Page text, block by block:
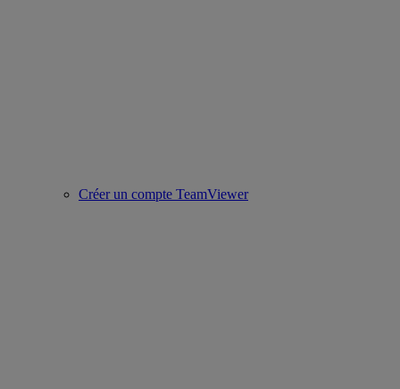
Créer un compte TeamViewer